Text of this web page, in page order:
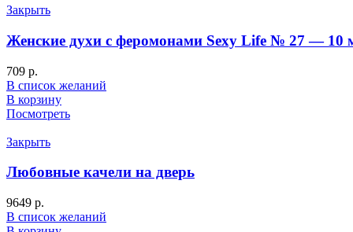
Закрыть
Женские духи с феромонами Sexy Life № 27 — 10
709 р.
В список желаний
В корзину
Посмотреть
Закрыть
Любовные качели на дверь
9649 р.
В список желаний